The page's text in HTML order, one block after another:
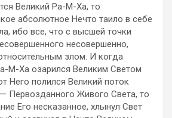
Великий Ра-М-Ха, то
абсолютное Нечто таило в себе
ибо все, что с высшей точки
несовершенно,
злом. И когда
М-Ха озарился Великим Светом
Него полился Великий поток
Первозданного Живого Света, то
Его несказанное, хлынул Свет